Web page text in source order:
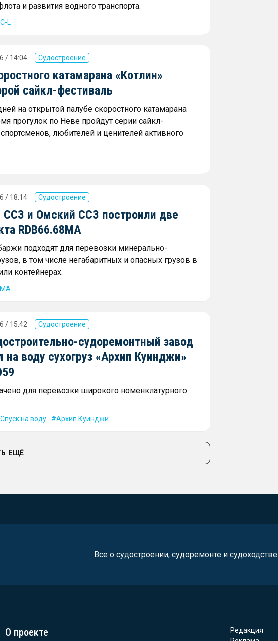
и развития водного транспорта.
L
/ 14:04 Судостроение
катамарана «Котлин»
сайкл-фестиваль
на открытой палубе скоростного катамарана
прогулок по Неве пройдут серии сайкл-
любителей и ценителей активного
/ 18:14 Судостроение
ССЗ и Омский ССЗ построили две
RDB66.68МА
подходят для перевозки минерально-
в том числе негабаритных и опасных грузов в
контейнерах.
/ 15:42 Судостроение
судоремонтный завод
на воду сухогруз «Архип Куинджи»
для перевозки широкого номенклатурного
Спуск на воду Архип Куинджи
ЕЩЁ
Все о судостроении, судоремонте и судоходстве
О проекте Редакция